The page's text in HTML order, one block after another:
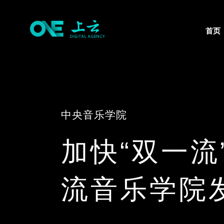
首页
中央音乐学院
加快“双一
流音乐学院